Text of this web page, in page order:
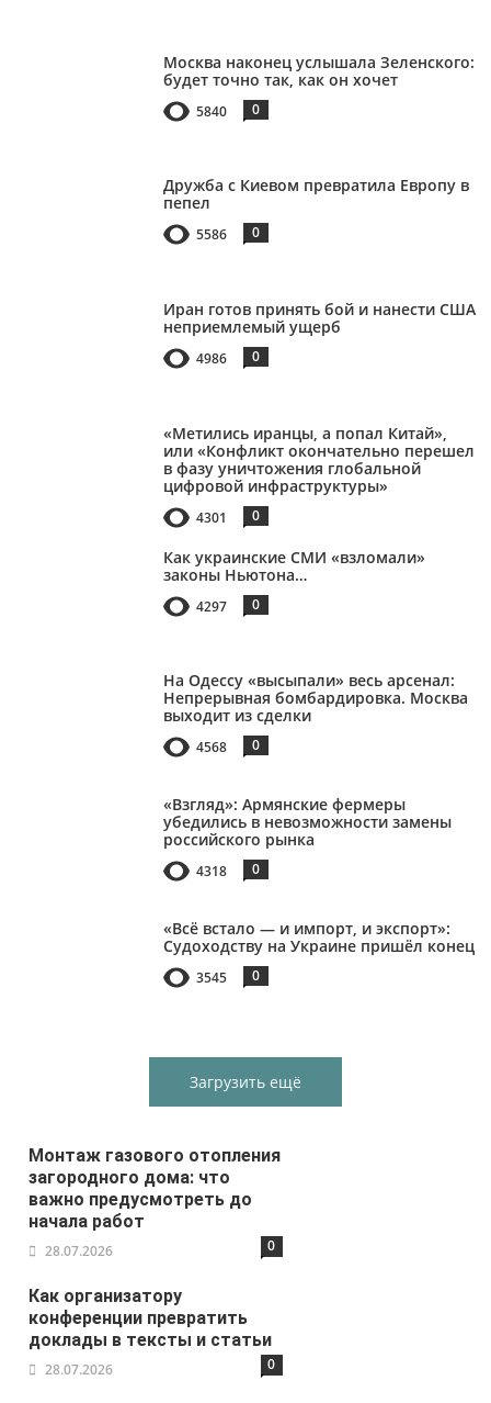
Москва наконец услышала Зеленского:
будет точно так, как он хочет
5840 0
Дружба с Киевом превратила Европу в
пепел
5586 0
Иран готов принять бой и нанести США
неприемлемый ущерб
4986 0
«Метились иранцы, а попал Китай»,
или «Конфликт окончательно перешел
в фазу уничтожения глобальной
цифровой инфраструктуры»
4301 0
Как украинские СМИ «взломали»
законы Ньютона…
4297 0
На Одессу «высыпали» весь арсенал:
Непрерывная бомбардировка. Москва
выходит из сделки
4568 0
«Взгляд»: Армянские фермеры
убедились в невозможности замены
российского рынка
4318 0
«Всё встало — и импорт, и экспорт»:
Судоходству на Украине пришёл конец
3545 0
Загрузить ещё
Монтаж газового отопления
загородного дома: что
важно предусмотреть до
начала работ
28.07.2026 0
Как организатору
конференции превратить
доклады в тексты и статьи
28.07.2026 0